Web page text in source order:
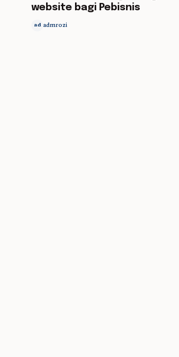
website bagi Pebisnis
ad admrozi